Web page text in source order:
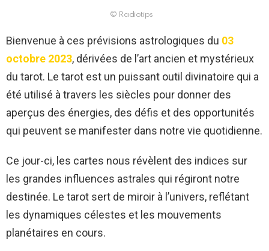
© Radiotips
Bienvenue à ces prévisions astrologiques du 03
octobre 2023, dérivées de l’art ancien et mystérieux
du tarot. Le tarot est un puissant outil divinatoire qui a
été utilisé à travers les siècles pour donner des
aperçus des énergies, des défis et des opportunités
qui peuvent se manifester dans notre vie quotidienne.
Ce jour-ci, les cartes nous révèlent des indices sur
les grandes influences astrales qui régiront notre
destinée. Le tarot sert de miroir à l’univers, reflétant
les dynamiques célestes et les mouvements
planétaires en cours.